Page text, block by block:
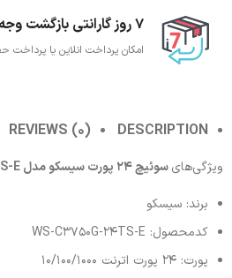
7 روز گارانتی بازگشت وجه
امکان پرداخت انلاین یا
DESCRIPTION
REVIEWS (0)
ویژگی‌هایسوئیچ 24 پورت سیسکو مدل WS-C3750G-24TS-E
برند: سیسکو
کدمحصول: WS-C3750G-24TS-E
پورت: 24 پورت اترنت 10/100/1000